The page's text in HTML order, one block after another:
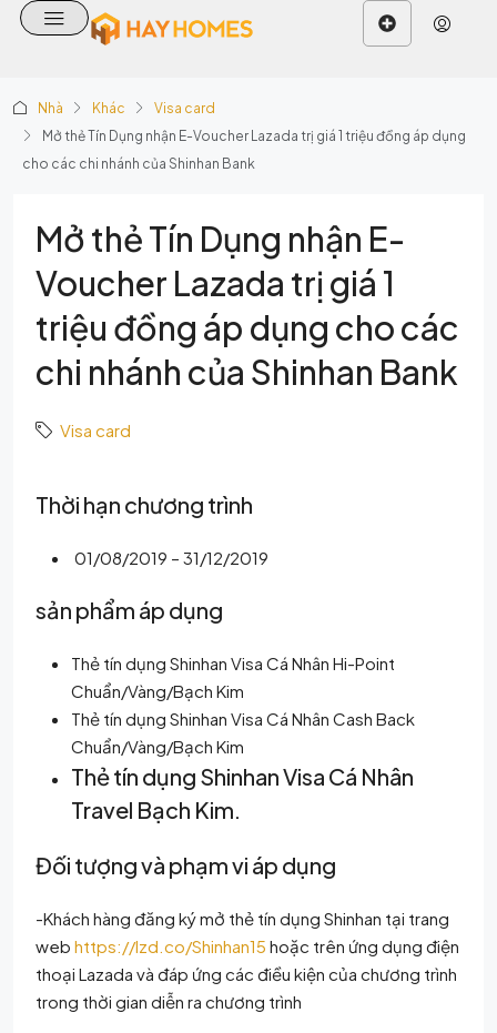
Nhà Khác
Visa card
Mở thẻ Tín Dụng nhận E-Voucher Lazada trị giá 1 triệu đồng áp dụng
cho các chi nhánh của Shinhan Bank
Mở thẻ Tín Dụng nhận E-
Voucher Lazada trị giá 1
triệu đồng áp dụng cho các
chi nhánh của Shinhan Bank
Visa card
Thời hạn chương trình
01/08/2019 – 31/12/2019
sản phẩm áp dụng
Thẻ tín dụng Shinhan Visa Cá Nhân Hi-Point
Chuẩn/Vàng/Bạch Kim
Thẻ tín dụng Shinhan Visa Cá Nhân Cash Back
Chuẩn/Vàng/Bạch Kim
Thẻ tín dụng Shinhan Visa Cá Nhân
Travel Bạch Kim.
Đối tượng và phạm vi áp dụng
-Khách hàng đăng ký mở thẻ tín dụng Shinhan tại trang
web https://lzd.co/Shinhan15 hoặc trên ứng dụng điện
thoại Lazada và đáp ứng các điều kiện của chương trình
trong thời gian diễn ra chương trình